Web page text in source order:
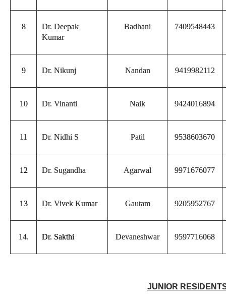
8
Dr. Deepak
Kumar
Badhani 7409548443
9 Dr. Nikunj Nandan 9419982112
10 Dr. Vinanti Naik 9424016894
11 Dr. Nidhi S Patil 9538603670
12 Dr. Sugandha Agarwal 9971676077
13 Dr. Vivek Kumar Gautam 9205952767
14. Dr. Sakthi Devaneshwar 9597716068
JUNIOR